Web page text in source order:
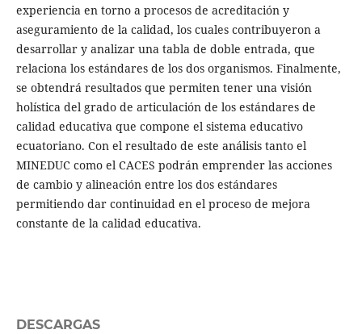
experiencia en torno a procesos de acreditación y
aseguramiento de la calidad, los cuales contribuyeron a
desarrollar y analizar una tabla de doble entrada, que
relaciona los estándares de los dos organismos. Finalmente,
se obtendrá resultados que permiten tener una visión
holística del grado de articulación de los estándares de
calidad educativa que compone el sistema educativo
ecuatoriano. Con el resultado de este análisis tanto el
MINEDUC como el CACES podrán emprender las acciones
de cambio y alineación entre los dos estándares
permitiendo dar continuidad en el proceso de mejora
constante de la calidad educativa.
DESCARGAS